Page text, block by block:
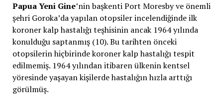
Papua Yeni Gine’nin başkenti Port Moresby ve önemli
şehri Goroka’da yapılan otopsiler incelendiğinde ilk
koroner kalp hastalığı teşhisinin ancak 1964 yılında
konulduğu saptanmış (10). Bu tarihten önceki
otopsilerin hiçbirinde koroner kalp hastalığı tespit
edilmemiş. 1964 yılından itibaren ülkenin kentsel
yöresinde yaşayan kişilerde hastalığın hızla arttığı
görülmüş.